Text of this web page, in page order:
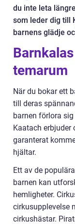
du inte leta
som leder dig till
barnens glädje
temarum
När du bokar ett
till deras
barnen förlora
Kaatach
garanterat
hjältar.
Ett av de
barnen kan
hemligheter.
cirkusupplevelse
cirkushästar.